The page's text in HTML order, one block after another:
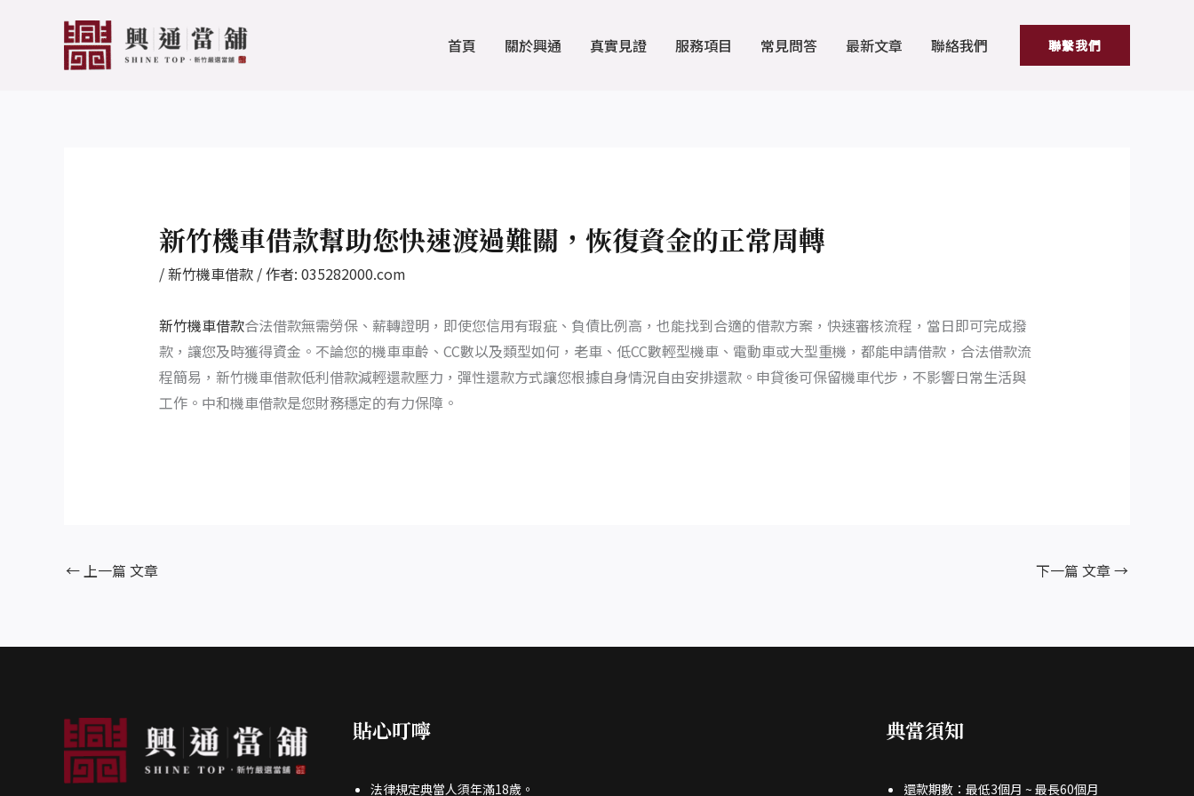
首頁 關於興通 真實見證 服務項目 常見問答 最新文章 聯絡我們 聯繫我們
新竹機車借款幫助您快速渡過難關，恢復資金的正常周轉
/新竹機車借款/ 作者: 035282000.com
新竹機車借款合法借款無需勞保、薪轉證明，即使您信用有瑕疵、負債比例高，也能找到合適的借款方案，快速審核流程，當日即可完成撥
款，讓您及時獲得資金。不論您的機車車齡、CC數以及類型如何，老車、低CC數輕型機車、電動車或大型重機，都能申請借款，合法借款流
程簡易，新竹機車借款低利借款減輕還款壓力，彈性還款方式讓您根據自身情況自由安排還款。申貸後可保留機車代步，不影響日常生活與
工作。中和機車借款是您財務穩定的有力保障。
navigation
←上一篇 文章 下一篇 文章→
貼心叮嚀
法律規定典當人須年滿18歲。
典當須知
還款期數：最低3個月 ~ 最長60個月